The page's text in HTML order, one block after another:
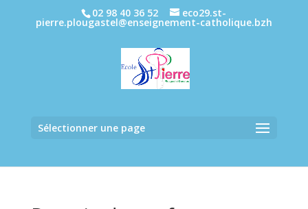
02 98 40 36 52 eco29.st-
pierre.plougastel@enseignement-catholique.bzh
Sélectionner une page